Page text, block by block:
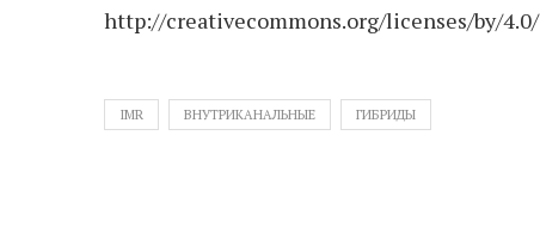
http://creativecommons.org/licenses/by/4.0/
IMR ВНУТРИКАНАЛЬНЫЕ ГИБРИДЫ